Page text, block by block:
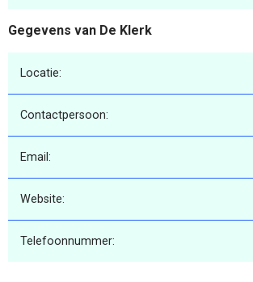
Gegevens van De Klerk
Locatie:
Contactpersoon:
Email:
Website:
Telefoonnummer: